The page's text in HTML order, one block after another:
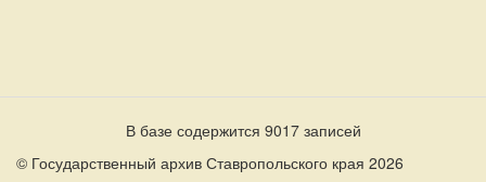
В базе содержится 9017 записей
© Государственный архив Ставропольского края 2026